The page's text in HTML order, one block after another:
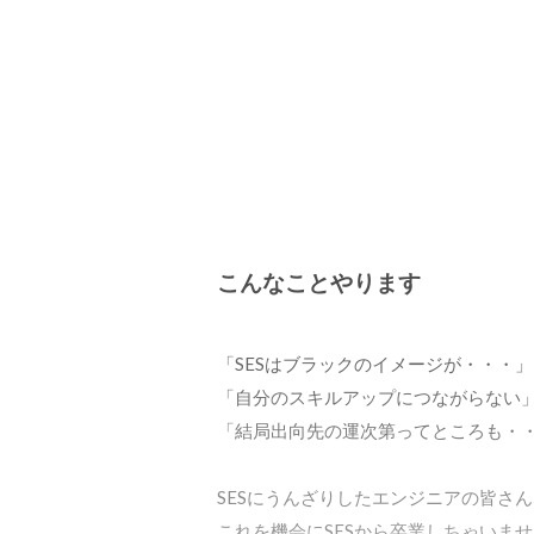
こんなことやります
「SESはブラックのイメージが・・・」
「自分のスキルアップにつながらない」
「結局出向先の運次第ってところも・
SESにうんざりしたエンジニアの皆さん